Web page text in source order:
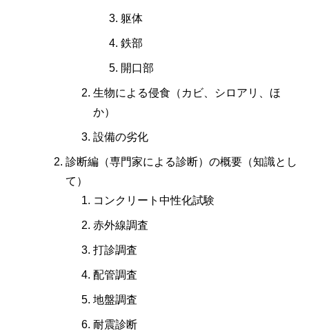
躯体
鉄部
開口部
生物による侵食（カビ、シロアリ、ほ
か）
設備の劣化
診断編（専門家による診断）の概要（知識とし
て）
コンクリート中性化試験
赤外線調査
打診調査
配管調査
地盤調査
耐震診断